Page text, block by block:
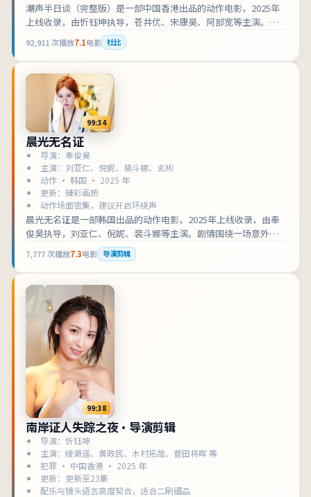
潮声半日谈（完整版）是一部中国香港出品的动作电影，2025年
上线收录，由忻钰坤执导，苍井优、宋康昊、阿部宽等主演。剧
情围绕以家族秘密为引线，逐步揭开城市底层的规则展开，适合
检索「中国香港动作」「电影在线观看」的观众收藏补片。影片
92,911 次播放7.1电影 杜比
99:34
晨光无名证
导演：奉俊昊
主演：刘亚仁、倪妮、裴斗娜、玄彬
动作 · 韩国 · 2025 年
更新：臻彩画质
动作场面密集，建议开启环绕声
晨光无名证是一部韩国出品的动作电影，2025年上线收录，由奉
俊昊执导，刘亚仁、倪妮、裴斗娜等主演。剧情围绕一场意外把
两条原本平行的人生缠在一起展开，适合检索「韩国动作」「电
影在线观看」的观众收藏补片。影片兼顾叙事张力与人物刻画，
7,777次播放7.3电影 导演剪辑
99:38
南岸证人失踪之夜·导演剪辑
导演：忻钰坤
主演：绫濑遥、黄政民、木村拓哉、菅田将晖 等
犯罪 · 中国香港 · 2025 年
更新：更新至23集
配乐与镜头语言高度契合，适合二刷细品